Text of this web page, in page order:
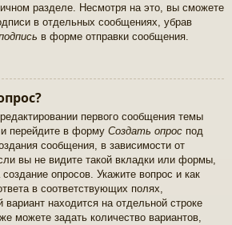
разделе. Несмотря на это, вы сможете
в отдельных сообщениях, убрав
в форме отправки сообщения.
первого сообщения темы
перейдите в форму Создать опрос под
сообщения, в зависимости от
вы не видите такой вкладки или формы,
опросов. Укажите вопрос и как
в соответствующих полях,
находится на отдельной строке
можете задать количество вариантов,